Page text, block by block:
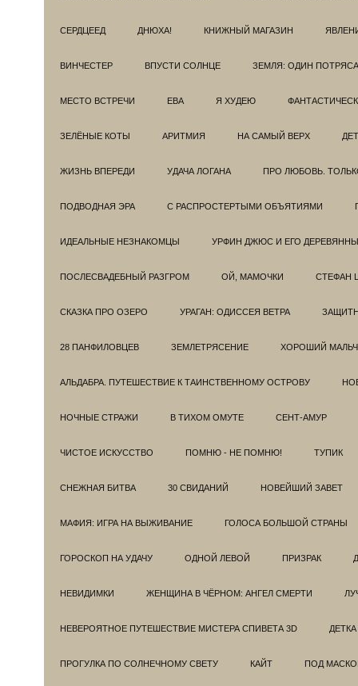
СЕРДЦЕЕД ДНЮХА! КНИЖНЫЙ МАГАЗИН
ВИНЧЕСТЕР ВПУСТИ СОЛНЦЕ ЗЕМЛЯ: ОДИН
МЕСТО ВСТРЕЧИ ЕВА Я ХУДЕЮ
ЗЕЛЁНЫЕ КОТЫ АРИТМИЯ НА САМЫЙ ВЕРХ
ЖИЗНЬ ВПЕРЕДИ УДАЧА ЛОГАНА ПРО ЛЮБОВЬ.
ПОДВОДНАЯ ЭРА С РАСПРОСТЕРТЫМИ ОБЪЯТИЯМИ
ИДЕАЛЬНЫЕ НЕЗНАКОМЦЫ УРФИН ДЖЮС И ЕГО
ПОСЛЕСВАДЕБНЫЙ РАЗГРОМ ОЙ, МАМОЧКИ СТЕФАН
СКАЗКА ПРО ОЗЕРО УРАГАН: ОДИССЕЯ ВЕТРА
28 ПАНФИЛОВЦЕВ ЗЕМЛЕТРЯСЕНИЕ ХОРОШИЙ
АЛЬДАБРА. ПУТЕШЕСТВИЕ К ТАИНСТВЕННОМУ ОСТРОВУ
НОЧНЫЕ СТРАЖИ В ТИХОМ ОМУТЕ СЕНТ-АМУР
ЧИСТОЕ ИСКУССТВО ПОМНЮ - НЕ ПОМНЮ! ТУПИК
СНЕЖНАЯ БИТВА 30 СВИДАНИЙ НОВЕЙШИЙ ЗАВЕТ
МАФИЯ: ИГРА НА ВЫЖИВАНИЕ ГОЛОСА БОЛЬШОЙ СТРАНЫ
ГОРОСКОП НА УДАЧУ ОДНОЙ ЛЕВОЙ ПРИЗРАК
НЕВИДИМКИ ЖЕНЩИНА В ЧЁРНОМ: АНГЕЛ СМЕРТИ
НЕВЕРОЯТНОЕ ПУТЕШЕСТВИЕ МИСТЕРА СПИВЕТА 3D ДЕТКА
ПРОГУЛКА ПО СОЛНЕЧНОМУ СВЕТУ КАЙТ ПОД